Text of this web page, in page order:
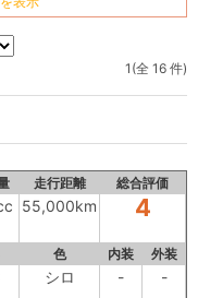
1(全 16 件)
走行距離 総合評価
55,000km 4
色 内装 外装
シロ - -